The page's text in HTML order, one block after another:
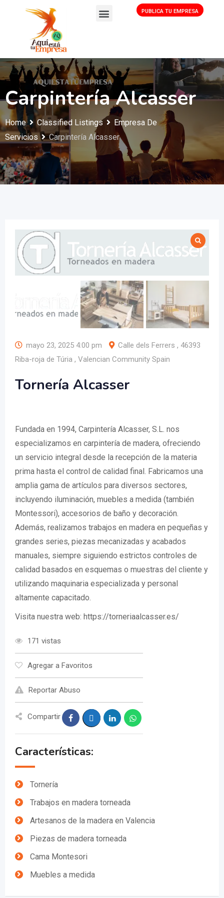
PUBLICA TU EMPRESA
Carpintería Alcasser
Home Classified Listings
Empresa De
Servicios
Carpintería Alcasser
mayo 23, 2025 4:00 pm
Calle dels Ferrers , 46393
Riba-roja de Túria , Valencian Community Spain
Tornería Alcasser
Fundada en 1994, Carpintería Alcasser, S.L. nos
especializamos en carpintería de madera, ofreciendo
un servicio integral desde la recepción de la materia
prima hasta el control de calidad final. Fabricamos una
amplia gama de artículos para diversos sectores,
incluyendo iluminación, muebles a medida (también
Montessori), accesorios de baño y decoración.
Además, realizamos trabajos en madera en pequeñas y
grandes series, piezas mecanizadas y acabados
manuales, siempre siguiendo estrictos controles de
calidad basados en esquemas o muestras del cliente y
utilizando maquinaria especializada y personal
altamente capacitado.
Visita nuestra web: https://torneriaalcasser.es/
171 vistas
Agregar a Favoritos
Reportar Abuso
Compartir
Características:
Tornería
Trabajos en madera torneada
Artesanos de la madera en Valencia
Piezas de madera torneada
Cama Montesori
Muebles a medida